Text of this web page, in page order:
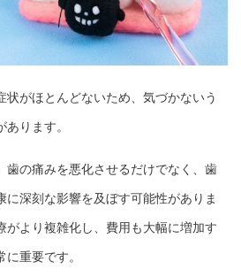
状がほとんどないため、気づかないう
ります。
歯の痛みを悪化させるだけでなく、歯
に深刻な影響を及ぼす可能性がありま
がより複雑化し、費用も大幅に増加す
重要です。